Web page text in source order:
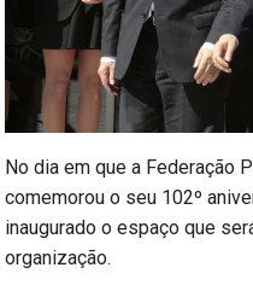
No dia em que a Federação
comemorou o seu 102º
inaugurado o espaço que
organização.